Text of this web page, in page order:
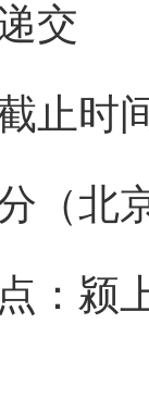
交
止时
（北
：颍